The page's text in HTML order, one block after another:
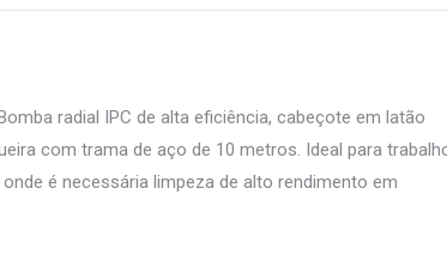
radial IPC de alta eficiência, cabeçote em latão
com trama de aço de 10 metros. Ideal para
é necessária limpeza de alto rendimento em